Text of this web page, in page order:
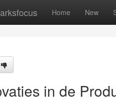
Home New
in de